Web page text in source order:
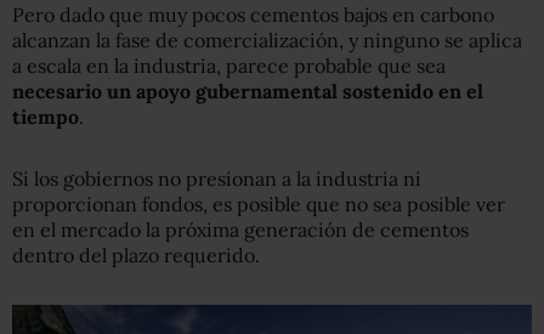
Pero dado que muy pocos cementos bajos en carbono
alcanzan la fase de comercialización, y ninguno se aplica
a escala en la industria, parece probable que sea
necesario un apoyo gubernamental sostenido en el
tiempo.
Si los gobiernos no presionan a la industria ni
proporcionan fondos, es posible que no sea posible ver
en el mercado la próxima generación de cementos
dentro del plazo requerido.